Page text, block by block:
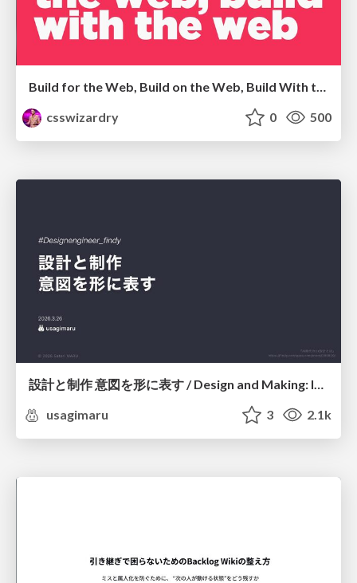
Build for the Web, Build on the Web, Build With the Web
csswizardry
0 500
usagimaru
3 2.1k